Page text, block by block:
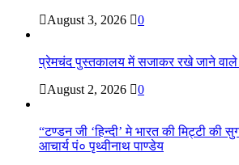
August 3, 2026
0
प्रेमचंद पुस्तकालय में सजाकर रखे जाने वाले
August 2, 2026
0
“टण्डन जी ‘हिन्दी’ मे भारत की मिट्टी
आचार्य पं० पृथ्वीनाथ पाण्डेय